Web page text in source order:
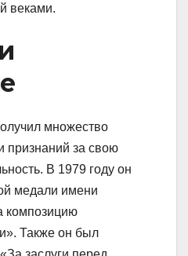
веками.
множество
признаний за свою
В 1979 году он
медали имени
композицию
Также он был